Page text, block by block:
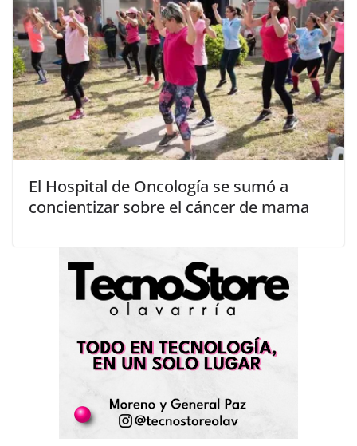
El Hospital de Oncología se sumó a
concientizar sobre el cáncer de mama